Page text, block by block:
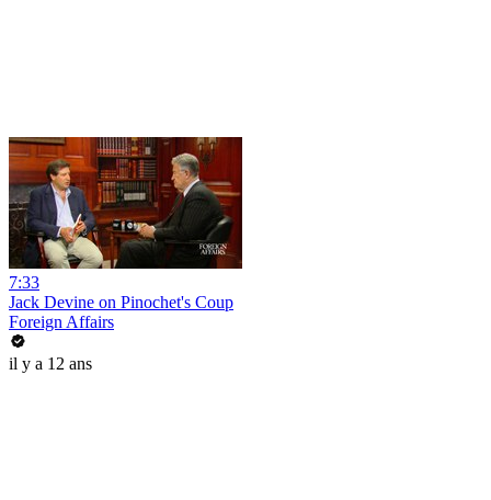
7:33
Jack Devine on Pinochet's Coup
Foreign Affairs
il y a 12 ans